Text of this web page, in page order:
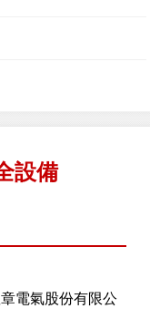
設備
電氣股份有限公